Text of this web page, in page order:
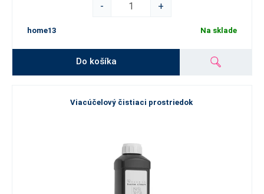
-
+
home13 Na sklade
Do košíka
Viacúčelový čistiaci prostriedok